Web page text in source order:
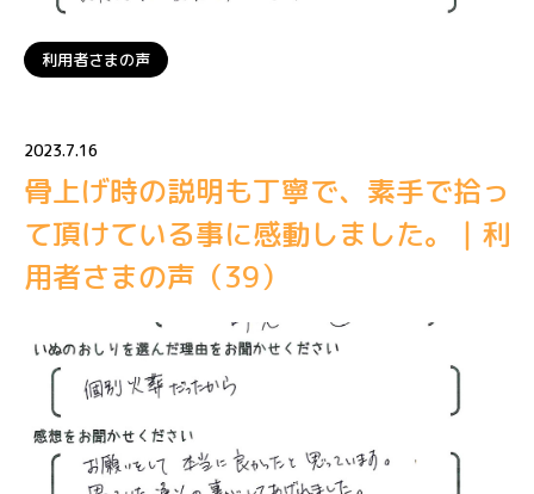
利用者さまの声
2023.7.16
骨上げ時の説明も丁寧で、素手で拾っ
て頂けている事に感動しました。｜利
用者さまの声（39）